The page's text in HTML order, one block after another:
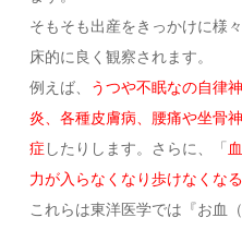
そもそも出産をきっかけに様
床的に良く観察されます。
例えば、
うつや不眠なの自律
炎、各種皮膚病、腰痛や坐骨
症 したりします。さらに、「
力が入らなくなり歩けなくな
これらは東洋医学では『お血